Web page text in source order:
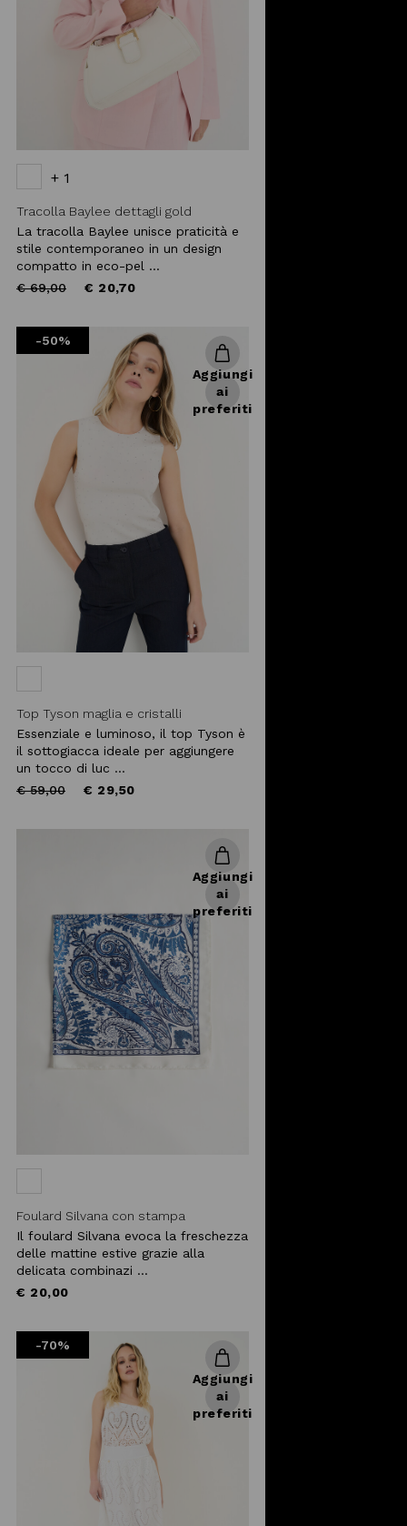
+ 1
Tracolla Baylee dettagli gold
La tracolla Baylee unisce praticità e
stile contemporaneo in un design
compatto in eco-pel ...
Price
€ 69,00to € 20,70
-50%
Aggiungi
ai
preferiti
Top Tyson maglia e cristalli
Essenziale e luminoso, il top Tyson è
il sottogiacca ideale per aggiungere
un tocco di luc ...
Price
€ 59,00to € 29,50
Aggiungi
ai
preferiti
Foulard Silvana con stampa
cashmere
Il foulard Silvana evoca la freschezza
delle mattine estive grazie alla
delicata combinazi ...
€ 20,00
-70%
Aggiungi
ai
preferiti